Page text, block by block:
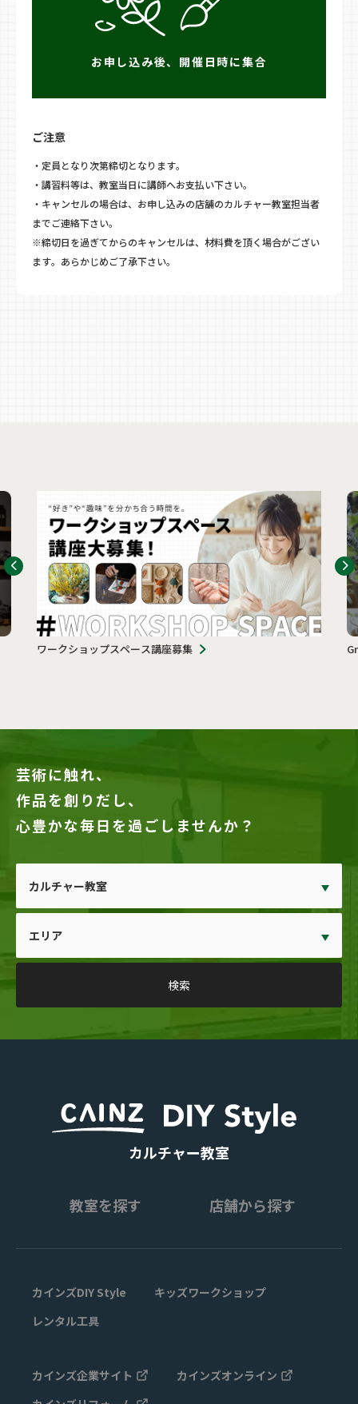
お申し込み後、開催日時に集合
ご注意
・定員となり次第締切となります。
・講習料等は、教室当日に講師へお支払い下さい。
・キャンセルの場合は、お申し込みの店舗のカルチャー教室担当者
までご連絡下さい。
※締切日を過ぎてからのキャンセルは、材料費を頂く場合がござい
ます。あらかじめご了承下さい。
ワークショップスペース講座募集
芸術に触れ、
作品を創りだし、
心豊かな毎日を過ごしませんか？
カルチャー教室
教室を探す 店舗から探す
カインズDIY Style
キッズワークショップ
レンタル工具
カインズ企業サイト
カインズオンライン